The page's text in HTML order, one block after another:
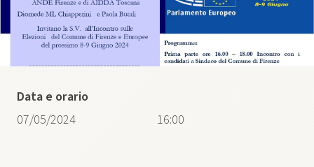
Data e orario
07/05/2024
16:00